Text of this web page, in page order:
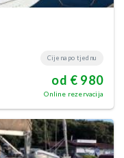
Cijena po tjednu
od € 980
Online rezervacija